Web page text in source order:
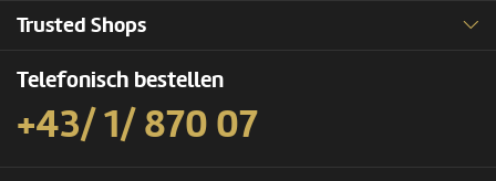
Trusted Shops
Telefonisch bestellen
+43/ 1/ 870 07